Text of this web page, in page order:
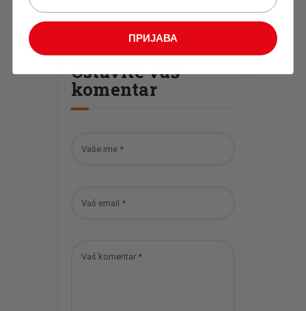
Ostavite vaš
komentar
ПРИЈАВА